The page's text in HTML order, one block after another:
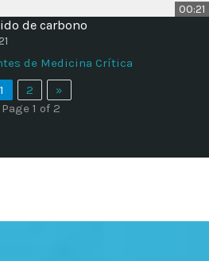
00:21
de carbono
de Medicina Crítica
1
2
»
Page 1 of 2